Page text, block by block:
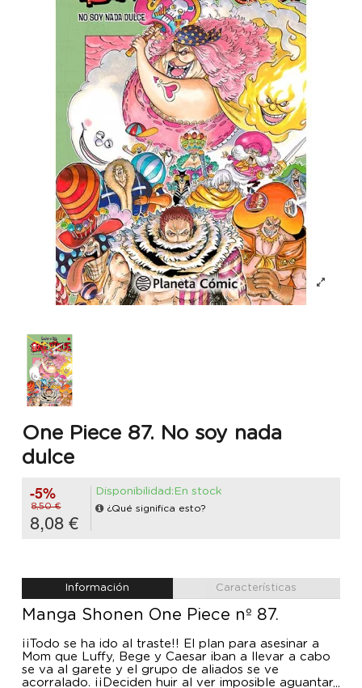
One Piece 87. No soy nada
dulce
-5%
8,50 €
8,08 €
Disponibilidad:En stock
¿Qué significa esto?
Información Características
Manga Shonen One Piece nº 87.
¡¡Todo se ha ido al traste!! El plan para asesinar a
Mom que Luffy, Bege y Caesar iban a llevar a cabo
se va al garete y el grupo de aliados se ve
acorralado. ¡¡Deciden huir al ver imposible aguantar